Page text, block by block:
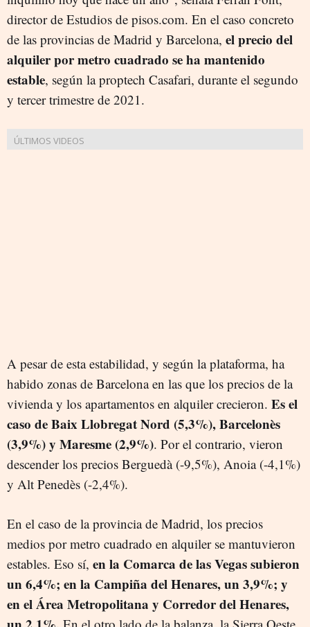
director de Estudios de pisos.com. En el caso concreto
de las provincias de Madrid y Barcelona, el precio del
alquiler por metro cuadrado se ha mantenido
estable, según la proptech Casafari, durante el segundo
y tercer trimestre de 2021.
A pesar de esta estabilidad, y según la plataforma, ha
habido zonas de Barcelona en las que los precios de la
vivienda y los apartamentos en alquiler crecieron. Es el
caso de Baix Llobregat Nord (5,3%), Barcelonès
(3,9%) y Maresme (2,9%). Por el contrario, vieron
descender los precios Berguedà (-9,5%), Anoia (-4,1%)
y Alt Penedès (-2,4%).
En el caso de la provincia de Madrid, los precios
medios por metro cuadrado en alquiler se mantuvieron
estables. Eso sí, en la Comarca de las Vegas subieron
un 6,4%; en la Campiña del Henares, un 3,9%; y
en el Área Metropolitana y Corredor del Henares,